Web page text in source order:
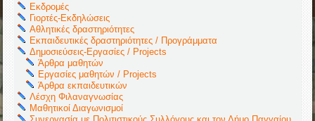
Εκδρομές
Γιορτές-Εκδηλώσεις
Αθλητικές δραστηριότητες
Εκπαιδευτικές δραστηριότητες / Προγράμματα
Δημοσιεύσεις-Εργασίες / Projects
Άρθρα μαθητών
Εργασίες μαθητών / Projects
Άρθρα εκπαιδευτικών
Λέσχη Φιλαναγνωσίας
Μαθητικοί Διαγωνισμοί